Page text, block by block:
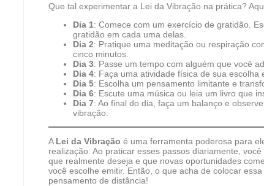
Que tal experimentar a Lei da Vibração na prática?
Dia 1: Comece com um exercício de gratidão.
gratidão em cada uma delas.
Dia 2: Pratique uma meditação ou respiração
cinco minutos.
Dia 3: Passe um tempo com alguém que você
Dia 4: Faça uma atividade física de sua escolha
Dia 5: Escolha um pensamento limitante e
Dia 6: Escute uma música ou leia um livro que
Dia 7: Ao final do dia, faça um balanço e
vibração.
A Lei da Vibração é uma ferramenta poderosa para
realização. Ao praticar esses passos diariamente,
que realmente deseja e que novas oportunidades
você escolhe emitir. Então, o que acha de colocar
pensamento de distância!